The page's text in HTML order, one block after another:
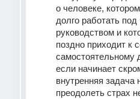
о человеке,
долго работать
руководством и
поздно приходит к
самостоятельному
если начинает
внутренняя задача
преодолеть страх